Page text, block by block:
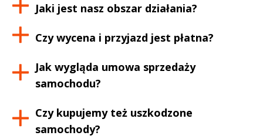
Jaki jest nasz obszar działania?
Czy wycena i przyjazd jest płatna?
Jak wygląda umowa sprzedaży
samochodu?
Czy kupujemy też uszkodzone
samochody?